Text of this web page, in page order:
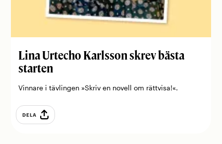
Lina Urtecho Karlsson skrev bästa
starten
Vinnare i tävlingen »Skriv en novell om rättvisa!«.
DELA